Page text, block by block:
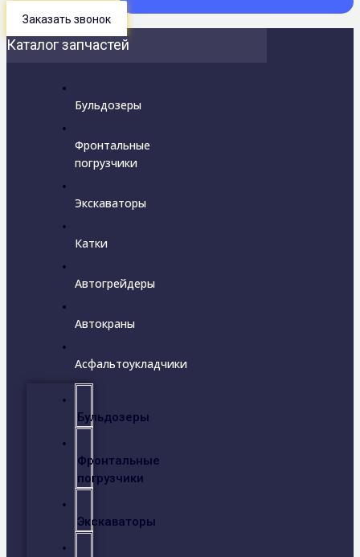
Заказать звонок
Каталог запчастей
Бульдозеры
Фронтальные
погрузчики
Экскаваторы
Катки
Автогрейдеры
Автокраны
Асфальтоукладчики
Бульдозеры
Фронтальные
погрузчики
Экскаваторы